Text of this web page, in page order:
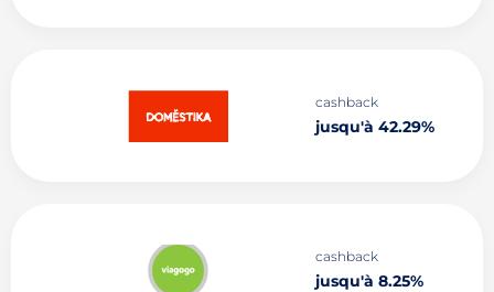
cashback
jusqu'à 42.29%
cashback
jusqu'à 8.25%